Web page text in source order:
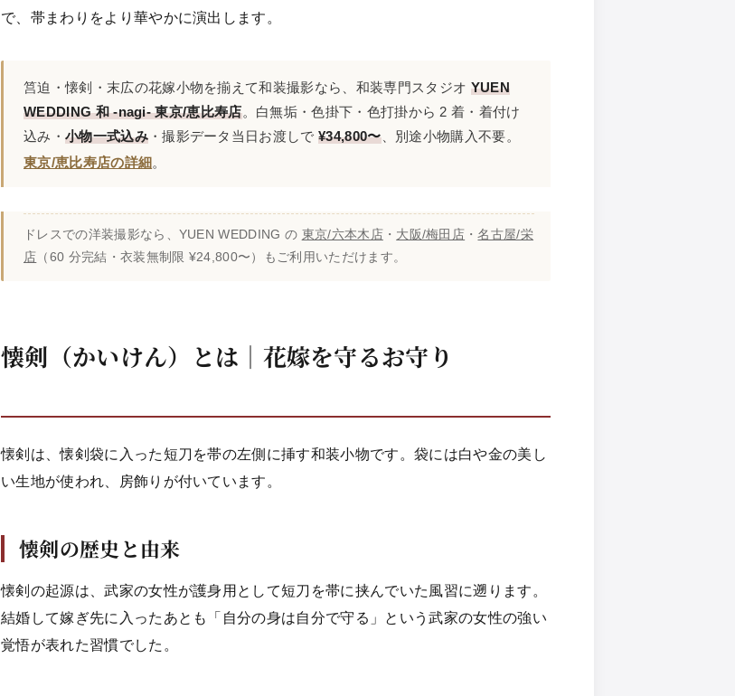
で、帯まわりをより華やかに演出します。
筥迫・懐剣・末広の花嫁小物を揃えて和装撮影なら、和装専門スタジオ YUEN
WEDDING 和 -nagi- 東京/恵比寿店。白無垢・色掛下・色打掛から 2 着・着付け
込み・ 小物一式込み・撮影データ当日お渡しで¥34,800〜、別途小物購入不要。
東京/恵比寿店の詳細。
ドレスでの洋装撮影なら、YUEN WEDDING の 東京/六本木店・ 大阪/梅田店 ・名古屋/栄
店 （60 分完結・衣装無制限 ¥24,800〜）もご利用いただけます。
懐剣（かいけん）とは｜花嫁を守るお守り
懐剣は、懐剣袋に入った短刀を帯の左側に挿す和装小物です。袋には白や金の美し
い生地が使われ、房飾りが付いています。
懐剣の歴史と由来
懐剣の起源は、武家の女性が護身用として短刀を帯に挟んでいた風習に遡ります。
結婚して嫁ぎ先に入ったあとも「自分の身は自分で守る」という武家の女性の強い
覚悟が表れた習慣でした。